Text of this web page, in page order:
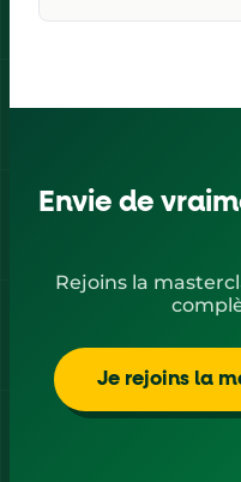
Envie de
Rejoins la
Je rejoins la